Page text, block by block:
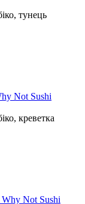
тунець
креветка